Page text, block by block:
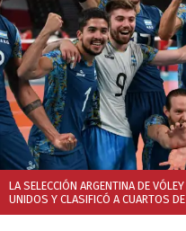
LA SELECCIÓN ARGENTINA DE
UNIDOS Y CLASIFICÓ A CUARTOS